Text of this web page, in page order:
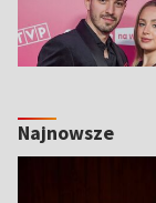
Najnowsze